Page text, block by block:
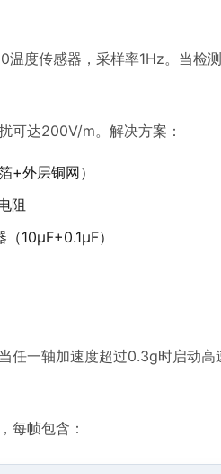
温度传感器，采样率1Hz。当
可达200V/m。解决方案：
+外层铜网）
阻
10μF+0.1μF）
任一轴加速度超过0.3g时启动高
每帧包含：